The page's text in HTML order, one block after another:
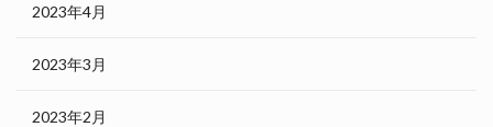
2023年4月
2023年3月
2023年2月